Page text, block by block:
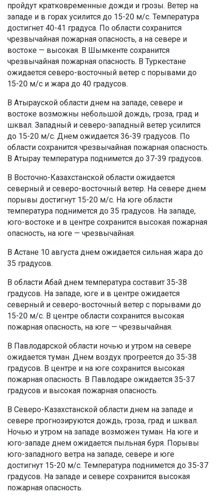
пройдут кратковременные дожди и грозы. Ветер на
западе и в горах усилится до 15-20 м/с. Температура
достигнет 40-41 градуса. По области сохранится
чрезвычайная пожарная опасность, а на севере и
востоке — высокая. В Шымкенте сохранится
чрезвычайная пожарная опасность. В Туркестане
ожидается северо-восточный ветер с порывами до
15-20 м/с и жара до 40 градусов.
В Атырауской области днем на западе, севере и
востоке возможны небольшой дождь, гроза, град и
шквал. Западный и северо-западный ветер усилится
до 15-20 м/с. Днем ожидается 36-39 градусов. По
области сохранится чрезвычайная пожарная опасность.
В Атырау температура поднимется до 37-39 градусов.
В Восточно-Казахстанской области ожидается
северный и северо-восточный ветер. На севере днем
порывы достигнут 15-20 м/с. На юге области
температура поднимется до 35 градусов. На западе,
юго-востоке и в центре сохранится высокая пожарная
опасность, на юге — чрезвычайная.
В Астане 10 августа днем ожидается сильная жара до
35 градусов.
В области Абай днем температура составит 35-38
градусов. На западе, юге и в центре ожидается
северный и северо-восточный ветер с порывами до
15-20 м/с. В центре области сохранится высокая
пожарная опасность, на юге — чрезвычайная.
В Павлодарской области ночью и утром на севере
ожидается туман. Днем воздух прогреется до 35-38
градусов. В центре и на юге сохранится высокая
пожарная опасность. В Павлодаре ожидается 35-37
градусов и высокая пожарная опасность.
В Северо-Казахстанской области днем на западе и
севере прогнозируются дождь, гроза, град и шквал.
Ночью и утром на западе возможен туман. На юге и
юго-западе днем ожидается пыльная буря. Порывы
юго-западного ветра на западе, севере и юге
достигнут 15-20 м/с. Температура поднимется до 35-37
градусов. На западе и севере сохранится высокая
пожарная опасность.